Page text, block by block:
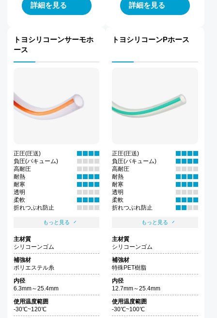
詳細を見る 詳細を見る
トヨシリコーンサーモホ
ース
正圧(圧送)
負圧(バキューム)
高耐圧
耐熱
耐寒
透明
柔軟
折れつぶれ防止
もっと見る
主材質
シリコーンゴム
補強材
ポリエステル糸
内径
6.3mm～25.4mm
使用温度範囲
-30℃~120℃
トヨシリコーンPホース
正圧(圧送)
負圧(バキューム)
高耐圧
耐熱
耐寒
透明
柔軟
折れつぶれ防止
もっと見る
主材質
シリコーンゴム
補強材
特殊PET樹脂
内径
12.7mm～25.4mm
使用温度範囲
-30℃~100℃